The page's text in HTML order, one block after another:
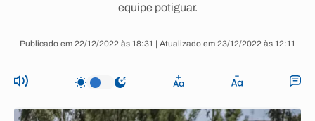
equipe potiguar.
Publicado em 22/12/2022 às 18:31 | Atualizado em 23/12/2022 às 12:11